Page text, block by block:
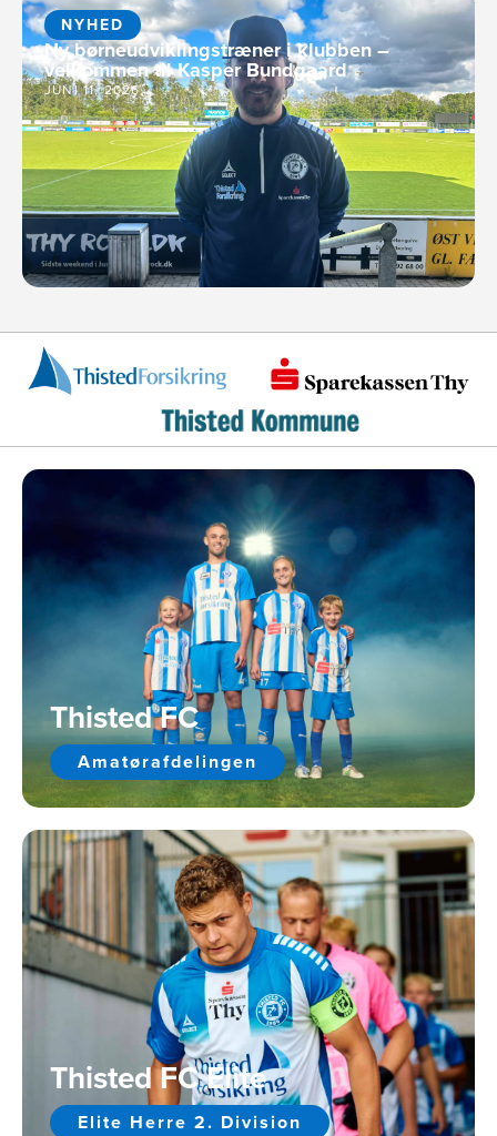
NYHED
Ny børneudviklingstræner i klubben –
velkommen til Kasper Bundgaard
JUNI 11, 2026
Thisted FC
Amatørafdelingen
Thisted FC Elite
Elite Herre 2. Division